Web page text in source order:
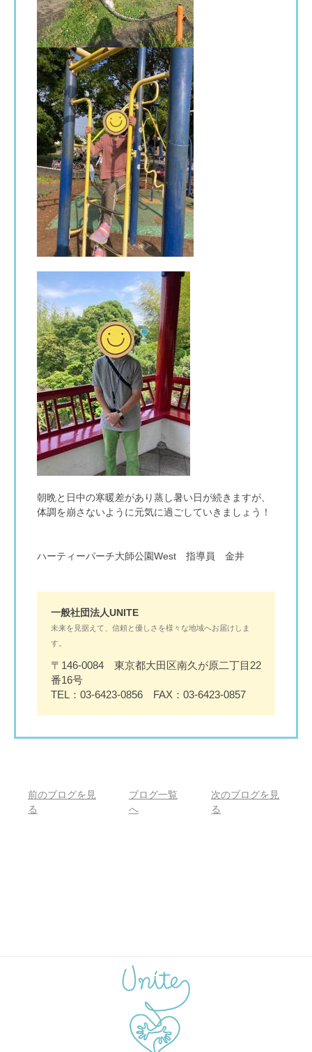
朝晩と日中の寒暖差があり蒸し暑い日が続きますが、
体調を崩さないように元気に過ごしていきましょう！
ハーティーパーチ大師公園West 指導員 金井
一般社団法人UNITE
未来を見据えて、信頼と優しさを様々な地域へお届けしま
す。
〒146-0084 東京都大田区南久が原二丁目22
番16号
TEL：03-6423-0856 FAX：03-6423-0857
前のブログを見
る
ブログ一覧
へ
次のブログを見
る